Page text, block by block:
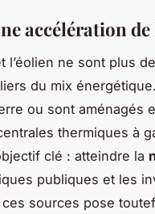
accélération
l’éolien ne sont plus
du mix
ou sont aménagés
thermiques à
clé : atteindre la
publiques et les
ces sources pose